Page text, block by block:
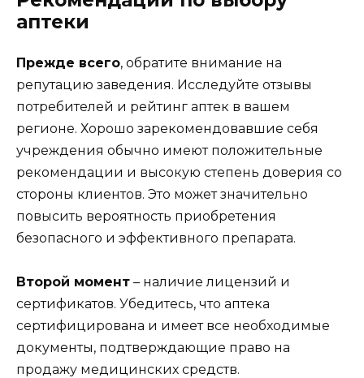
аптеки
Прежде всего, обратите внимание на
репутацию заведения. Исследуйте отзывы
потребителей и рейтинг аптек в вашем
регионе. Хорошо зарекомендовавшие себя
учреждения обычно имеют положительные
рекомендации и высокую степень доверия со
стороны клиентов. Это может значительно
повысить вероятность приобретения
безопасного и эффективного препарата.
Второй момент – наличие лицензий и
сертификатов. Убедитесь, что аптека
сертифицирована и имеет все необходимые
документы, подтверждающие право на
продажу медицинских средств.